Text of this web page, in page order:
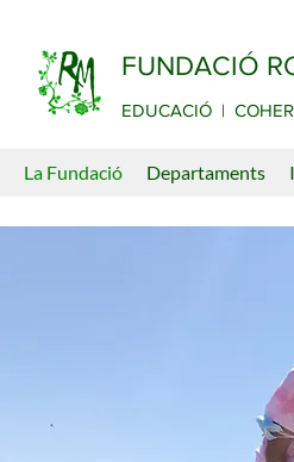
FUNDACIÓ
EDUCACIÓ |
La Fundació Departaments